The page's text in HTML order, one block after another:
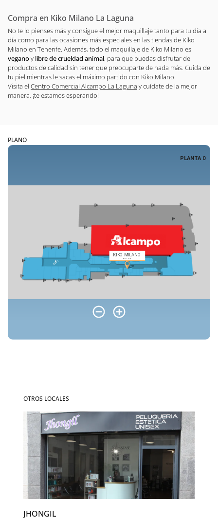
Compra en Kiko Milano La Laguna
No te lo pienses más y consigue el mejor maquillaje tanto para tu día a
día como para las ocasiones más especiales en las tiendas de Kiko
Milano en Tenerife. Además, todo el maquillaje de Kiko Milano es
veganoy libre de crueldad animal, para que puedas disfrutar de
productos de calidad sin tener que preocuparte de nada más. Cuida de
tu piel mientras le sacas el máximo partido con Kiko Milano.
Visita el Centro Comercial Alcampo La Laguna y cuídate de la mejor
manera, ¡te estamos esperando!
PLANO
OTROS LOCALES
JHONGIL